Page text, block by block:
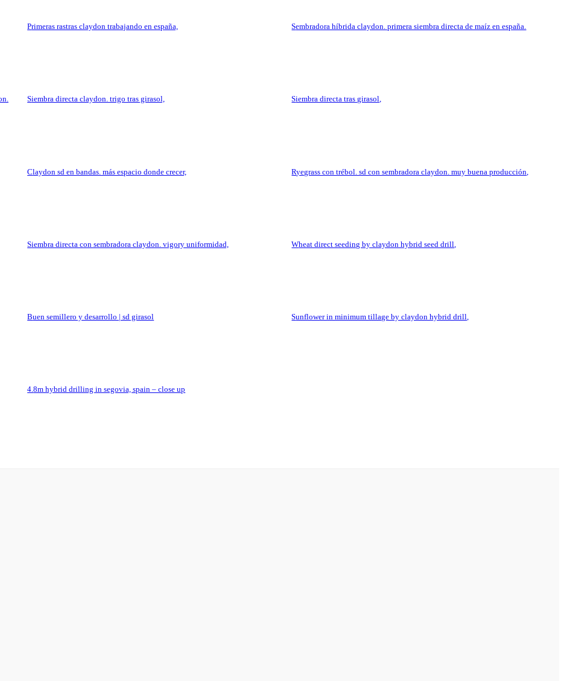
primeras rastras claydon trabajando en españa, sembradora híbrida claydon. primera siembra directa de maíz en españa.
siembra directa claydon. trigo tras girasol, siembra directa tras girasol,
claydon sd en bandas. más espacio donde crecer, ryegrass con trébol. sd con sembradora claydon. muy buena producción,
siembra directa con sembradora claydon. vigory uniformidad, wheat direct seeding by claydon hybrid seed drill,
buen semillero y desarrollo | sd girasol sunflower in minimum tillage by claydon hybrid drill,
4.8m hybrid drilling in segovia, spain – close up